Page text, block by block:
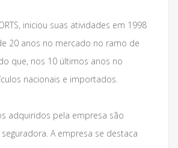
iniciou suas atividades em 1998
20 anos no mercado no ramo de
que, nos 10 últimos anos no
nacionais e importados.
adquiridos pela empresa são
A empresa se destaca